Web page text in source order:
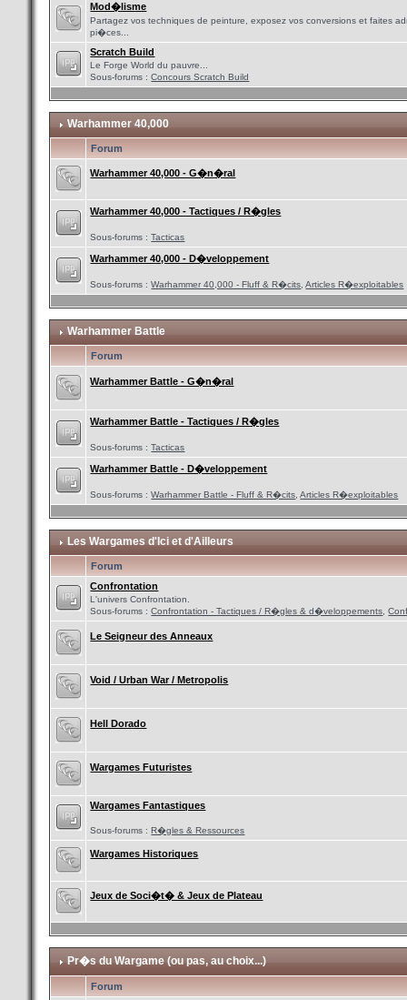
Mod�lisme
Partagez vos techniques de peinture, exposez vos conversions et faites
pi�ces...
Scratch Build
Le Forge World du pauvre...
Sous-forums :Concours Scratch Build
Warhammer 40,000
Forum
Warhammer 40,000 - G�n�ral
Warhammer 40,000 - Tactiques / R�gles
Sous-forums :Tacticas
Warhammer 40,000 - D�veloppement
Sous-forums :Warhammer 40,000 - Fluff & R�cits ,Articles R�exploitables
Warhammer Battle
Forum
Warhammer Battle - G�n�ral
Warhammer Battle - Tactiques / R�gles
Sous-forums :Tacticas
Warhammer Battle - D�veloppement
Sous-forums :Warhammer Battle - Fluff & R�cits ,Articles R�exploitables
Les Wargames d'Ici et d'Ailleurs
Forum
Confrontation
L'univers Confrontation.
Sous-forums :Confrontation - Tactiques / R�gles & d�veloppements ,
Le Seigneur des Anneaux
Void / Urban War / Metropolis
Hell Dorado
Wargames Futuristes
Wargames Fantastiques
Sous-forums :R�gles & Ressources
Wargames Historiques
Jeux de Soci�t� & Jeux de Plateau
Pr�s du Wargame (ou pas, au choix...)
Forum